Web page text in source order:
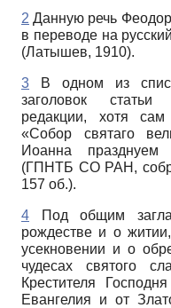
2 Данную речь
в переводе на
(Латышев, 1910).
3 В одном из
заголовок статьи
редакции, хотя сам
«Собор святаго
Иоанна празднуем
(ГПНТБ СО РАН,
157 об.).
4 Под общим
рождестве и о
усекновении и о
чудесах святого
Крестителя
Евангелия и от